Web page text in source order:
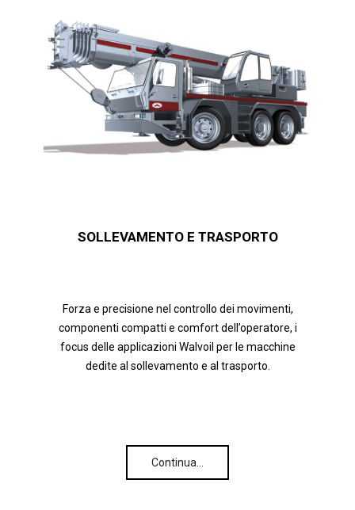
SOLLEVAMENTO E TRASPORTO
Forza e precisione nel controllo dei movimenti,
componenti compatti e comfort dell’operatore, i
focus delle applicazioni Walvoil per le macchine
dedite al sollevamento e al trasporto.
Continua…